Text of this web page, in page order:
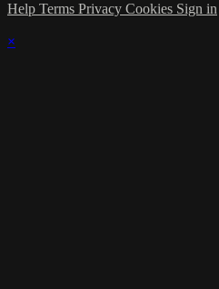
Help Terms Privacy Cookies Sign in
×